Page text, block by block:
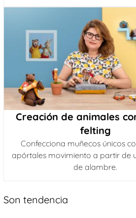
Creación de animales
felting
Confecciona muñecos únicos
apórtales movimiento a partir de
de alambre.
Son tendencia